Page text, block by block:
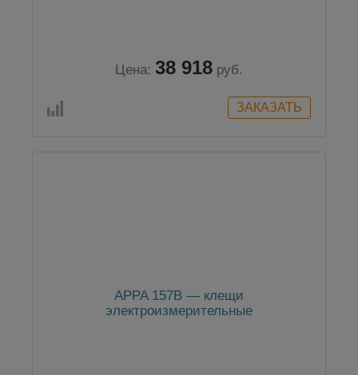
Цена: 38 918 руб.
APPA 157B — клещи
электроизмерительные